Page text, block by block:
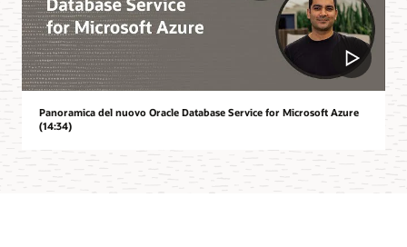
Panoramica del nuovo Oracle Database Service for Microsoft Azure
(14:34)